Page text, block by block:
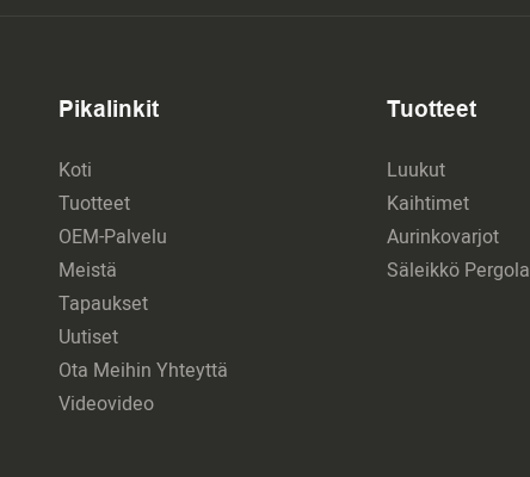
Pikalinkit
Koti
Tuotteet
OEM-Palvelu
Meistä
Tapaukset
Uutiset
Ota Meihin Yhteyttä
Videovideo
Tuotteet
Luukut
Kaihtimet
Aurinkovarjot
Säleikkö Pergola